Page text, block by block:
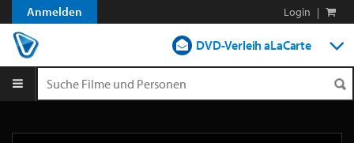
Anmelden Login |
DVD-Verleih aLaCarte